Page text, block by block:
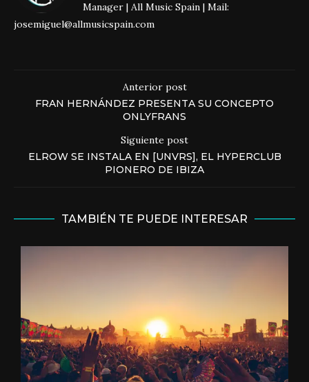
Manager | All Music Spain | Mail:
josemiguel@allmusicspain.com
Anterior post
FRAN HERNÁNDEZ PRESENTA SU CONCEPTO
ONLYFRANS
Siguiente post
ELROW SE INSTALA EN [UNVRS], EL HYPERCLUB
PIONERO DE IBIZA
TAMBIÉN TE PUEDE INTERESAR